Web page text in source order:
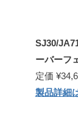
SJ30/
ーバーフ
定価
製品詳細